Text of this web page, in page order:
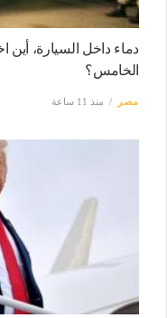
دماء داخل السيارة،
الخامس؟
مصر منذ 11 ساعة